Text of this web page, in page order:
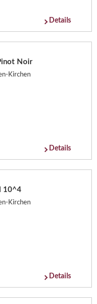
Details
Noir
Kirchen
Details
10^4
Kirchen
Details